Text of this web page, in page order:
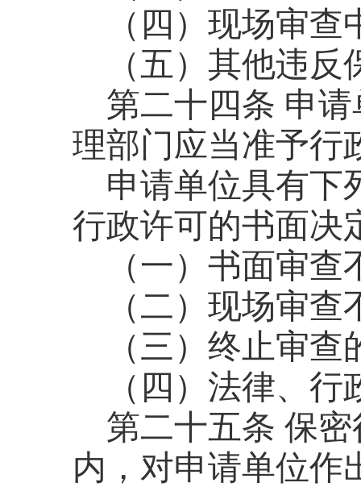
（四）现场审
（五）其他违
第二十四条 申
理部门应当准予行
申请单位具有下
行政许可的书面决
（一）书面审
（二）现场审
（三）终止审查
（四）法律、
第二十五条 保密
内，对申请单位作